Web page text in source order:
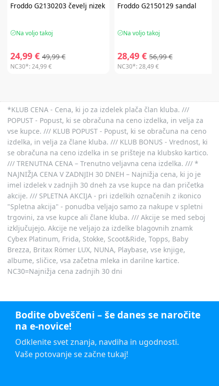
FroddoG2130203 čevelj nizek
Na voljo takoj
24,99 € 49,99 €
NC30*:24,99 €
FroddoG2150129 sandal
Na voljo takoj
28,49 € 56,99 €
NC30*:28,49 €
*KLUB CENA - Cena, ki jo za izdelek plača član kluba. ///
POPUST - Popust, ki se obračuna na ceno izdelka, in velja za
vse kupce. /// KLUB POPUST - Popust, ki se obračuna na ceno
izdelka, in velja za člane kluba. /// KLUB BONUS - Vrednost, ki
se obračuna na ceno izdelka in se prišteje na klubsko kartico.
/// TRENUTNA CENA – Trenutno veljavna cena izdelka. /// *
NAJNIŽJA CENA V ZADNJIH 30 DNEH – Najnižja cena, ki jo je
imel izdelek v zadnjih 30 dneh za vse kupce na dan pričetka
akcije. /// SPLETNA AKCIJA - pri izdelkih označenih z ikonico
"Spletna akcija" - ponudba veljajo samo za nakupe v spletni
trgovini, za vse kupce ali člane kluba. /// Akcije se med seboj
izključujejo. Akcije ne veljajo za izdelke blagovnih znamk
Cybex Platinum, Frida, Stokke, Scoot&Ride, Topps, Baby
Brezza, Britax Römer LUX, NUNA, Playbase, vse knjige,
albume, sličice, vsa začetna mleka in darilne kartice.
NC30=Najnižja cena zadnjih 30 dni
Bodite obveščeni – še danes se naročite
na e-novice!
Odklenite svet znanja, navdiha in ugodnosti.
Vaše potovanje se začne tukaj!